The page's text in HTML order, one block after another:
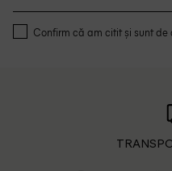
Confirm că am citit și sunt de